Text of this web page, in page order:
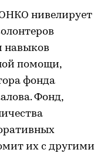
нивелирует
навыков
помощи,
фонда
Фонд,
их с другими